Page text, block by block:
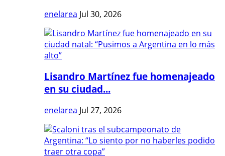
enelarea Jul 30, 2026
Lisandro Martínez fue homenajeado
en su ciudad...
enelarea Jul 27, 2026